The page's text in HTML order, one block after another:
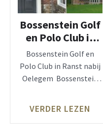
Bossenstein Golf
en Polo Club in
Ranst
Bossenstein Golf en
Polo Club in Ranst nabij
Oelegem Bossenstein
VERDER LEZEN